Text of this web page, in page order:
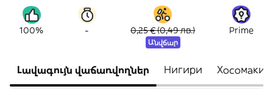
100% - 0,25 € (0,49 лв.)
Անվճար
Prime
Լավագույն վաճառվողներ Нигири Хосомаки